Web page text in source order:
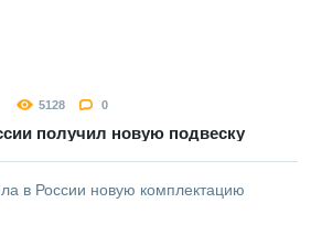
5128 0
получил новую подвеску